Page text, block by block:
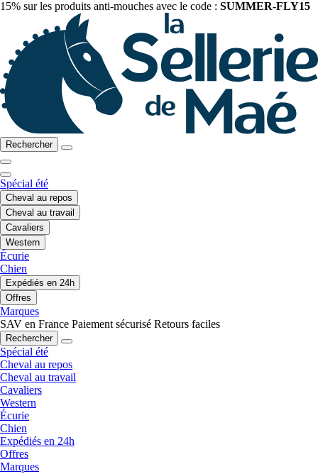
15% sur les produits anti-mouches avec le code : SUMMER-FLY15
Rechercher
Spécial été
Cheval au repos
Cheval au travail
Cavaliers
Western
Écurie
Chien
Expédiés en 24h
Offres
Marques
SAV en France Paiement sécurisé Retours faciles
Rechercher
Spécial été
Cheval au repos
Cheval au travail
Cavaliers
Western
Écurie
Chien
Expédiés en 24h
Offres
Marques